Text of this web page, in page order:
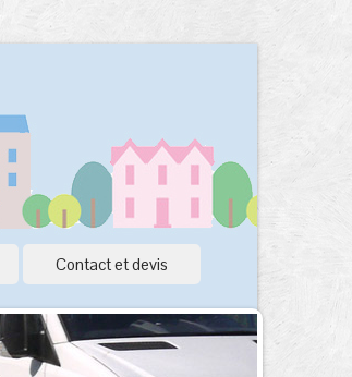
Contact et devis